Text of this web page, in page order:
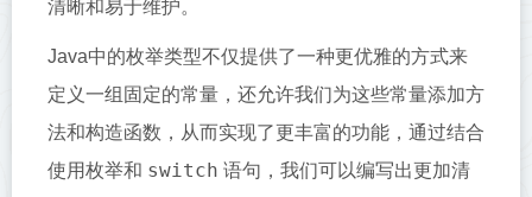
清晰和易于维护。
Java中的枚举类型不仅提供了一种更优雅的方式来
定义一组固定的常量，还允许我们为这些常量添加方
法和构造函数，从而实现了更丰富的功能，通过结合
使用枚举和 switch 语句，我们可以编写出更加清